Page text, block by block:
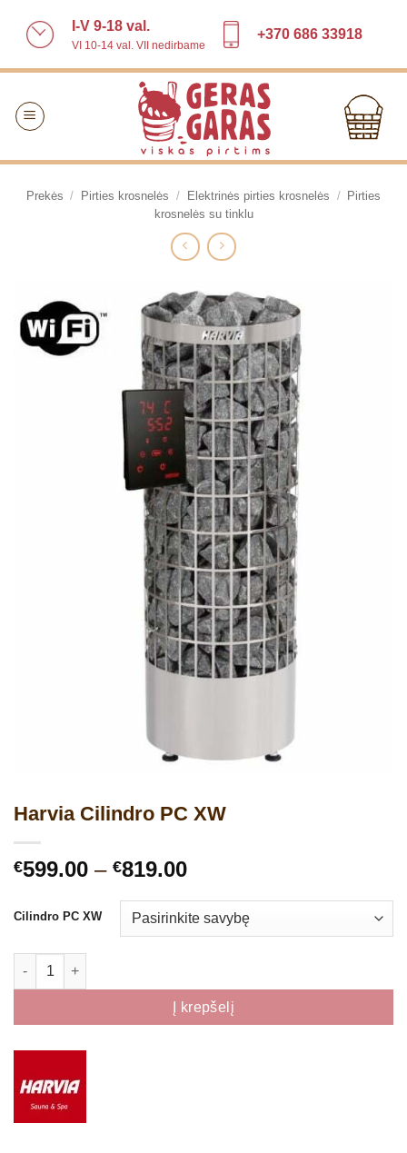
I-V 9-18 val.
VI 10-14 val. VII nedirbame
+370 686 33918
Prekės / Pirties krosnelės / Elektrinės pirties krosnelės /
Pirties
krosnelės su tinklu
Harvia Cilindro PC XW
€599.00 – €819.00Price
€599.00
through
Cilindro PC XW
produkto kiekis: Harvia Cilindro PC XW
Į krepšelį